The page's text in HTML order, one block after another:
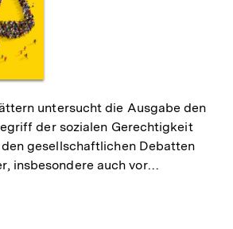
untersucht die Ausgabe den
der sozialen Gerechtigkeit
gesellschaftlichen Debatten
insbesondere auch vor…